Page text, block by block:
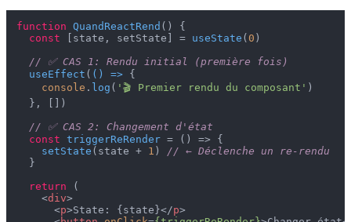
function QuandReactRend ( ) {
const [state, setState] = useState ( 0 )
// ✅ CAS 1: Rendu initial (première fois)
useEffect ( () => {
console . log ( '🎬 Premier rendu du composant' )
  }, [])
// ✅ CAS 2: Changement d'état
const triggerReRender = ( ) => {
setState (state + 1 )
// ← Déclenche un re-rendu
  }
return (
<div>
<p>State: {state}</p>